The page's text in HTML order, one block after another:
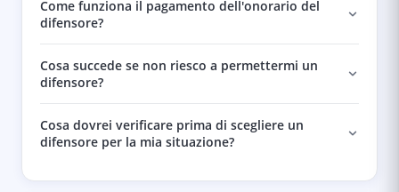
Come funziona il pagamento dell'onorario del
difensore?
Cosa succede se non riesco a permettermi un
difensore?
Cosa dovrei verificare prima di scegliere un
difensore per la mia situazione?